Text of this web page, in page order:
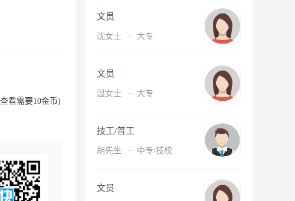
看需要10金币)
文员
沈女士 · 大专
文员
温女士 · 大专
技工/普工
胡先生 · 中专/技校
文员